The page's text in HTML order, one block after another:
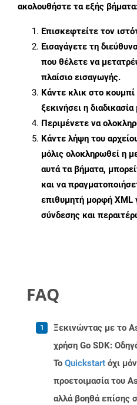
ακολουθήστε τα εξής
Επισκεφτείτε τον
Εισαγάγετε τη
που θέλετε να
πλαίσιο εισαγωγής.
Κάντε κλικ στο
ξεκινήσει η
Περιμένετε να
Κάντε λήψη του
μόλις ολοκληρωθεί η
αυτά τα βήματα,
και να
επιθυμητή μορφή XML
σύνδεσης και
FAQ
Ξεκινώντας με το
χρήση Go SDK:
Το Quickstart όχι
προετοιμασία του
αλλά βοηθά επίσης